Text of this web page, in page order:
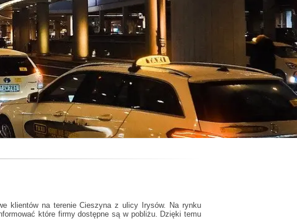
klientów na terenie Cieszyna z ulicy Irysów. Na rynku
które firmy dostępne są w pobliżu. Dzięki temu